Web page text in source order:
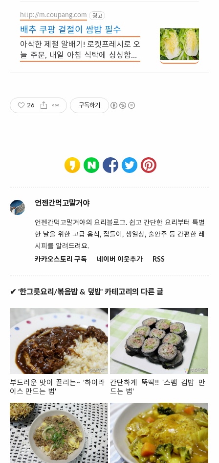
http://m.coupang.com 광고
배추 쿠팡 겉절이 쌈밥 필수
아삭한 제철 알배기! 로켓프레시로 오
늘 주문, 내일 아침 식탁에 싱싱함을!
26 구독하기
언젠간먹고말거야
언젠간먹고말거야의 요리블로그. 쉽고 간단한 요리부터 특별
한 날을 위한 고급 음식, 집들이, 생일상, 술안주 등 간편한 레
시피를 알려드려요.
카카오스토리 구독
네이버 이웃추가 RSS
✔ '한그릇요리/볶음밥 & 덮밥' 카테고리의 다른 글
부드러운 맛이 끌리는~ '하이라
이스 만드는 법'
간단하게 뚝딱!! '스팸 김밥 만
드는 법'